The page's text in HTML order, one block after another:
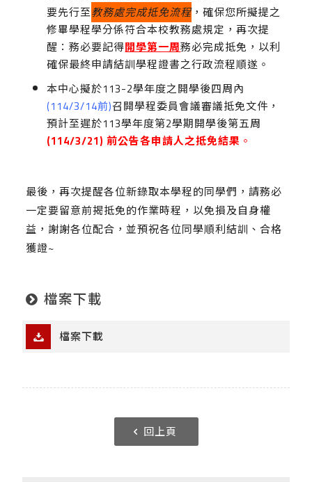
要先行至教務處完成抵免流程，確保您所擬提之
修畢學程學分係符合本校教務處規定，再次提
醒：務必要記得開學第一周務必完成抵免，以利
確保最終申請結訓學程證書之行政流程順遂。
本中心擬於113-2學年度之開學後四周內
(114/3/14前)召開學程委員會議審議抵免文件，
預計至遲於113學年度第2學期開學後第五周
(114/3/21) 前公告各申請人之抵免結果 。
最後，再次提醒各位新錄取本學程的同學們，請務必
一定要留意前揭抵免的作業時程，以免損及自身權
益，謝謝各位配合，並預祝各位同學順利結訓、合格
獲證~
檔案下載
檔案下載
回上頁